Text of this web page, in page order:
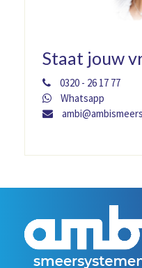
Staat jouw
0320 - 26 17 77
Whatsapp